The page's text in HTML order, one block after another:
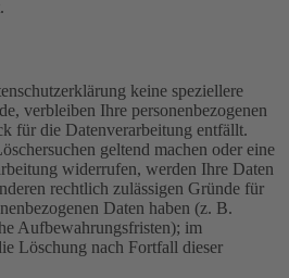
keine speziellere
verbleiben Ihre personenbezogenen
für die Datenverarbeitung entfällt.
geltend machen oder eine
widerrufen, werden Ihre Daten
rechtlich zulässigen Gründe für
Daten haben (z. B.
Aufbewahrungsfristen); im
Löschung nach Fortfall dieser